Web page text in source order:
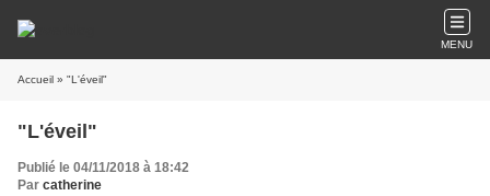
MENU
Accueil » "L'éveil"
"L'éveil"
Publié le 04/11/2018 à 18:42
Par catherine